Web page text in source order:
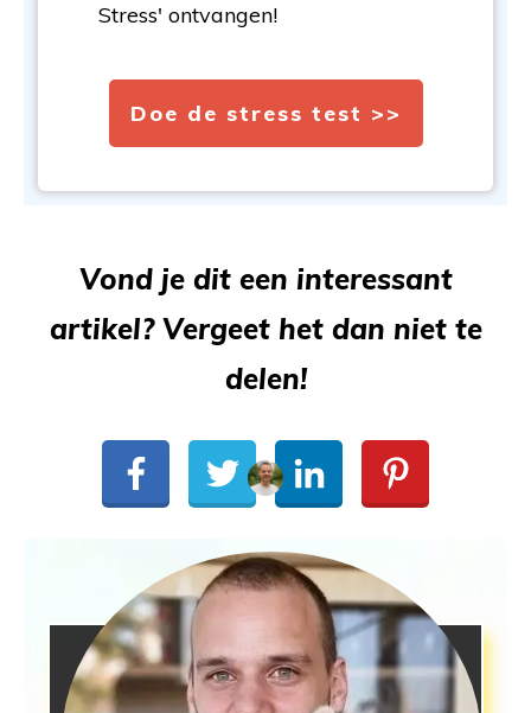
Stress' ontvangen!
Doe de stress test >>
Vond je dit een interessant
artikel? Vergeet het dan niet te
delen!